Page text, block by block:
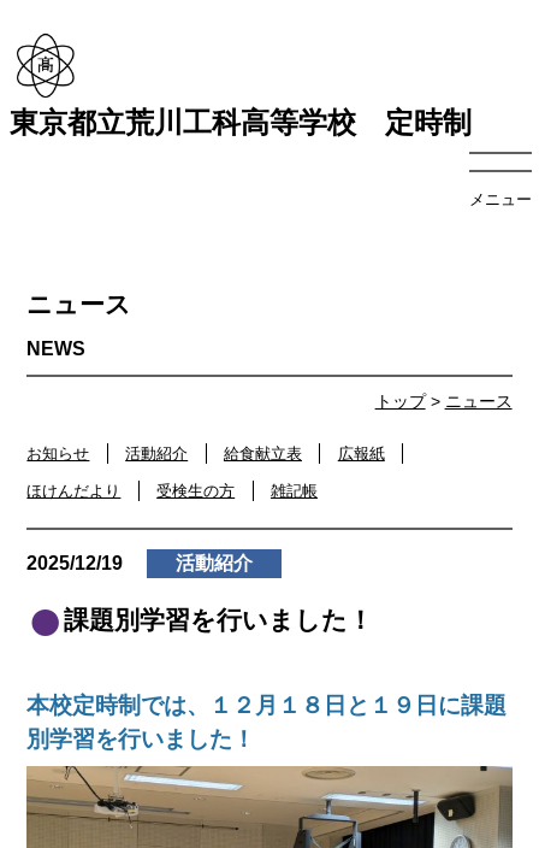
東京都立荒川工科高等学校 定時制
メニュー
トップ> ニュース
ニュース
お知らせ 活動紹介 給食献立表 広報紙
ほけんだより 受検生の方 雑記帳
2025/12/19 活動紹介
課題別学習を行いました！
本校定時制では、１２月１８日と１９日に課題
別学習を行いました！